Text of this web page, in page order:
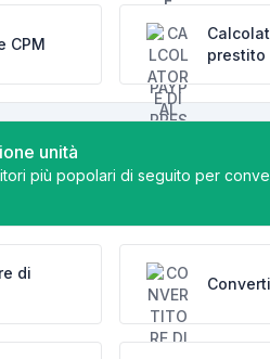
CPM
prestito
unità
più popolari di seguito per
di